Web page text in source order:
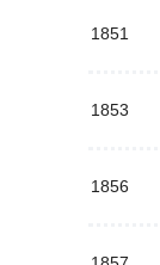
1851
1853
1856